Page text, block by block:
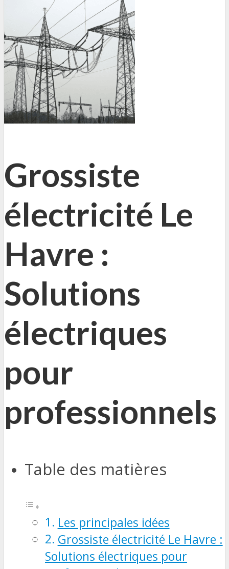
Grossiste
électricité Le
Havre :
Solutions
électriques
pour
professionnels
Table des matières
Les principales idées
Grossiste électricité Le Havre :
Solutions électriques pour